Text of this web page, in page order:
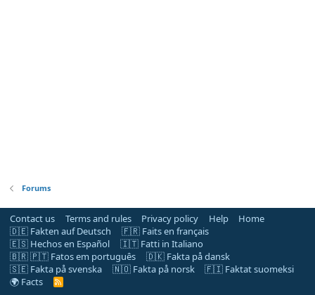
Forums
Contact us Terms and rules Privacy policy Help
Home
🇩🇪 Fakten auf Deutsch
🇫🇷 Faits en français
🇪🇸 Hechos en Español
🇮🇹 Fatti in Italiano
🇧🇷 🇵🇹 Fatos em português
🇩🇰 Fakta på dansk
🇸🇪 Fakta på svenska
🇳🇴 Fakta på norsk
🇫🇮 Faktat suomeksi
🌍 Facts
R